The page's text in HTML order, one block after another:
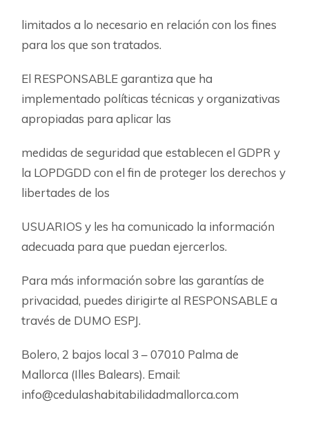
limitados a lo necesario en relación con los fines
para los que son tratados.
El RESPONSABLE garantiza que ha
implementado políticas técnicas y organizativas
apropiadas para aplicar las
medidas de seguridad que establecen el GDPR y
la LOPDGDD con el fin de proteger los derechos y
libertades de los
USUARIOS y les ha comunicado la información
adecuada para que puedan ejercerlos.
Para más información sobre las garantías de
privacidad, puedes dirigirte al RESPONSABLE a
través de DUMO ESPJ.
Bolero, 2 bajos local 3 – 07010 Palma de
Mallorca (Illes Balears). Email:
info@cedulashabitabilidadmallorca.com